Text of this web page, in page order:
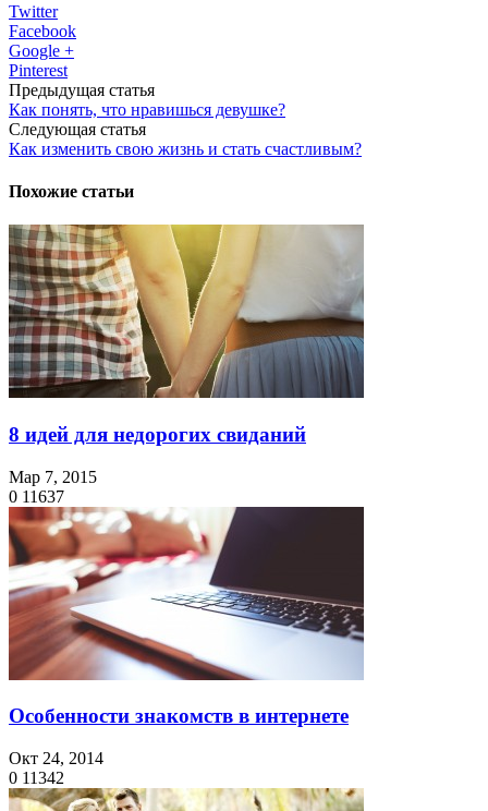
Twitter
Facebook
Google +
Pinterest
Предыдущая статья
Как понять, что нравишься девушке?
Следующая статья
Как изменить свою жизнь и стать счастливым?
Похожие статьи
8 идей для недорогих свиданий
Мар 7, 2015
0 11637
Особенности знакомств в интернете
Окт 24, 2014
0 11342